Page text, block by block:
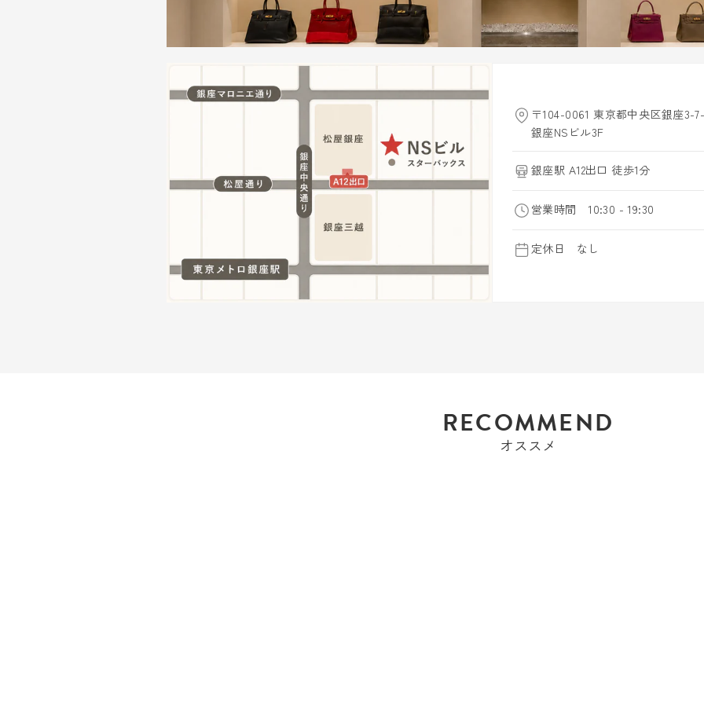
〒104-0061 東京都中央区銀座3-
銀座NSビル3F
銀座駅 A12出口 徒歩1分
営業時間 10:30 - 19:30
定休日 なし
RECOMMEND
オススメ